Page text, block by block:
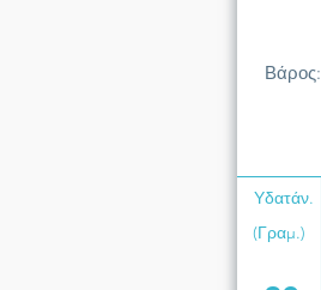
Βάρος:
Υδατάν.
(Γραμ.)